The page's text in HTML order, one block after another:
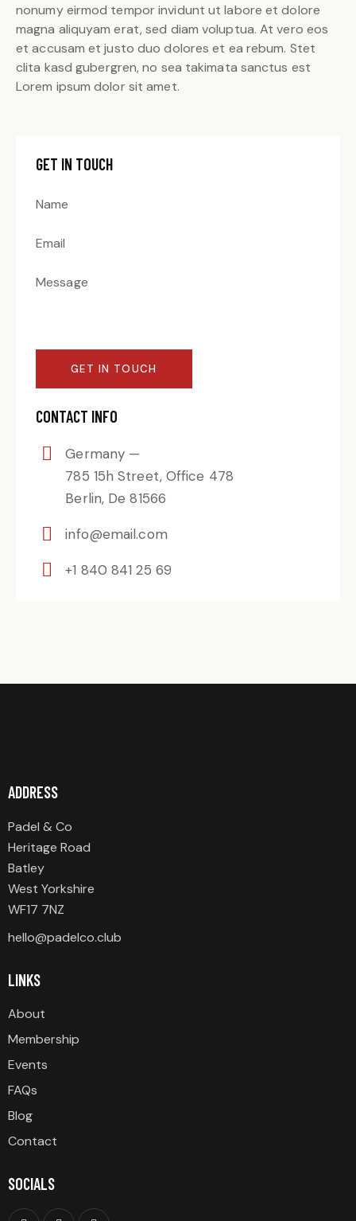
nonumy eirmod tempor invidunt ut labore et dolore
magna aliquyam erat, sed diam voluptua. At vero eos
et accusam et justo duo dolores et ea rebum. Stet
clita kasd gubergren, no sea takimata sanctus est
Lorem ipsum dolor sit amet.
GET IN TOUCH
CONTACT INFO
Germany —
785 15h Street, Office 478
Berlin, De 81566
info@email.com
+1 840 841 25 69
ADDRESS
Padel & Co
Heritage Road
Batley
West Yorkshire
WF17 7NZ
hello@padelco.club
LINKS
About
Membership
Events
FAQs
Blog
Contact
SOCIALS